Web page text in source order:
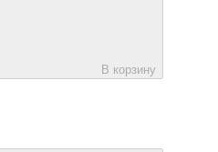
В корзину